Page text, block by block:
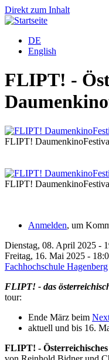
Direkt zum Inhalt
DE
English
FLIPT! -
FLIPT!
FLIPT!
Anmelden, um
Dienstag, 08. April 2025 -
Freitag, 16. Mai 2025 -
Fachhochschule Hagenberg
FLIPT! - das
tour:
Ende März beim
aktuell und bis 16.
FLIPT! -